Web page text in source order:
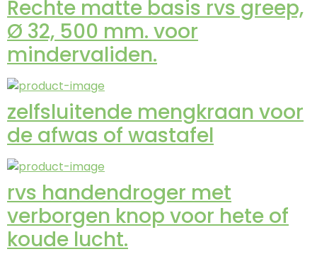
Rechte matte basis rvs greep,
Ø 32, 500 mm. voor
mindervaliden.
zelfsluitende mengkraan voor
de afwas of wastafel
rvs handendroger met
verborgen knop voor hete of
koude lucht.